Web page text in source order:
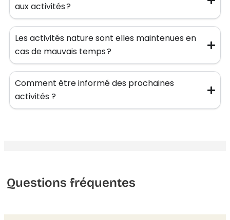
aux activités ?
Les activités nature sont elles maintenues en
cas de mauvais temps ?
Comment être informé des prochaines
activités ?
Questions fréquentes